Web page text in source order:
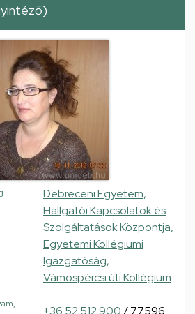
Debreceni Egyetem,
Hallgatói Kapcsolatok és
Szolgáltatások Központja,
Egyetemi Kollégiumi
Igazgatóság,
Vámospércsi úti Kollégium
+36 52 512 900/ 77596